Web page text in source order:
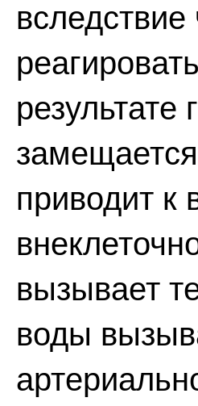
приводит к
вызывает
воды